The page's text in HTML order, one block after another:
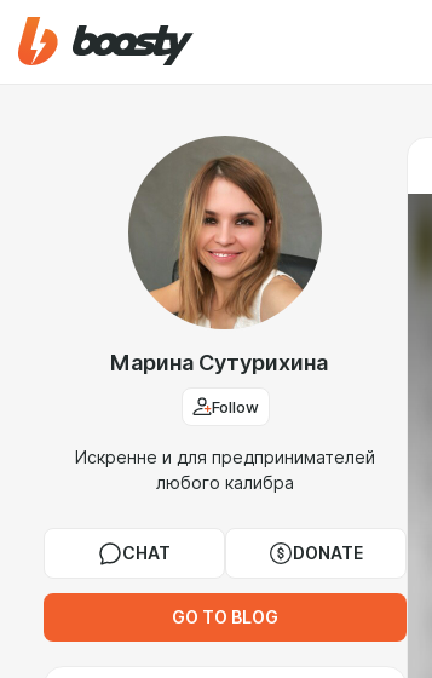
Марина Сутурихина
Follow
Искренне и для предпринимателей
любого калибра
CHAT DONATE
GO TO BLOG